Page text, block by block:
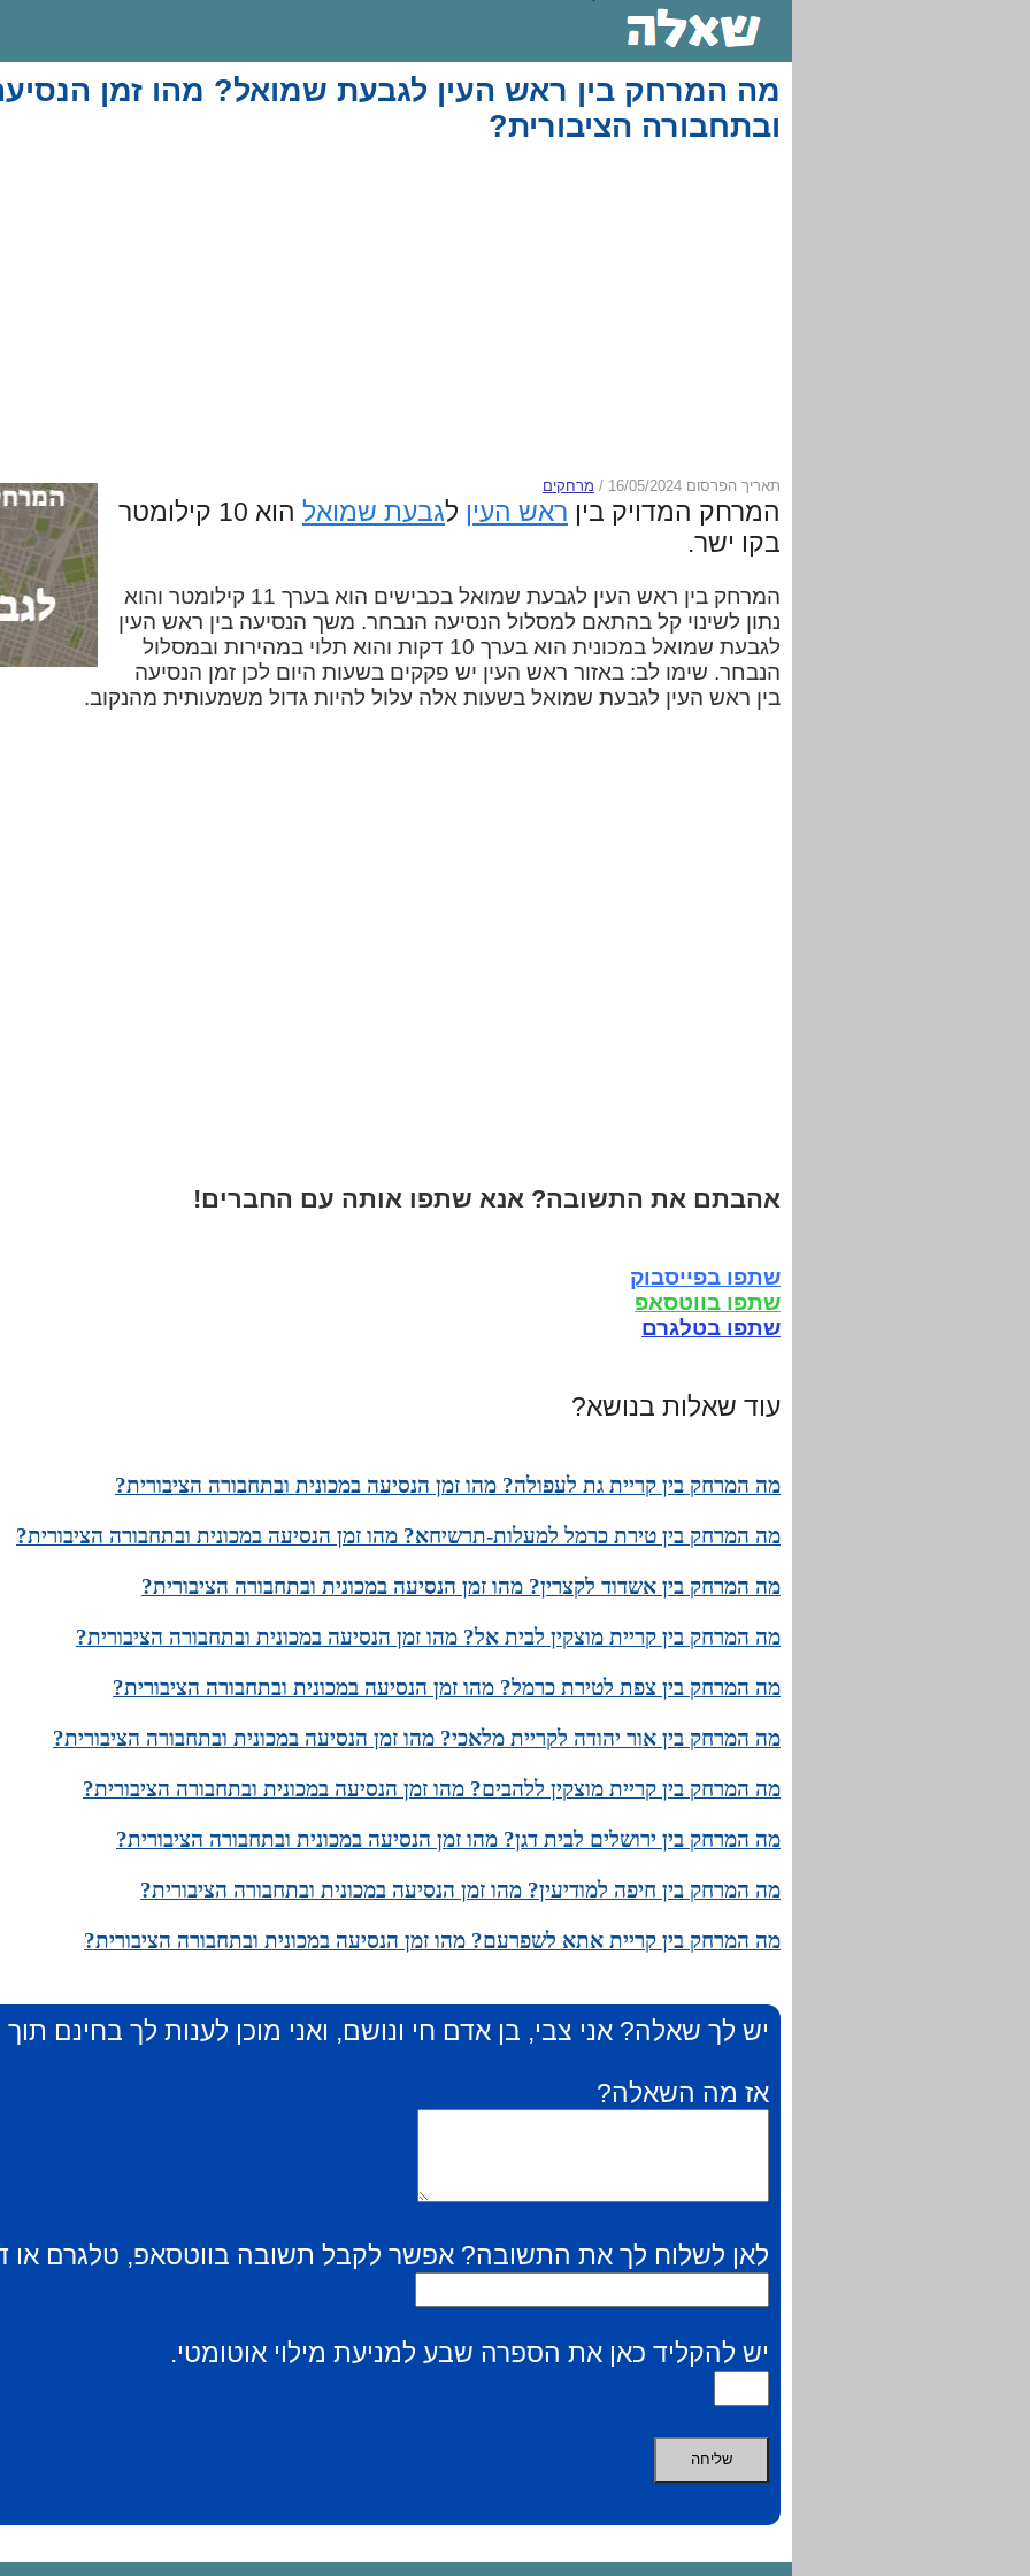
מה המרחק בין ראש העין לגבעת שמואל? מהו זמן
ובתחבורה הציבורית?
תאריך הפרסום 16/05/2024 / מרחקים
המרחק המדויק בין ראש העין לגבעת שמואל
הוא 10 קילומטר
בקו ישר.
המרחק בין ראש העין לגבעת שמואל בכבישים הוא בערך 11 קילומטר והוא
נתון לשינוי קל בהתאם למסלול הנסיעה הנבחר. משך הנסיעה בין ראש העין
לגבעת שמואל במכונית הוא בערך 10 דקות והוא תלוי במהירות ובמסלול
הנבחר. שימו לב: באזור ראש העין יש פקקים בשעות היום לכן זמן הנסיעה
בין ראש העין לגבעת שמואל בשעות אלה עלול להיות גדול משמעותית מהנקוב.
אהבתם את התשובה? אנא שתפו אותה עם החברים!
שתפו בפייסבוק
שתפו בווטסאפ
שתפו בטלגרם
עוד שאלות בנושא?
מה המרחק בין קריית גת לעפולה? מהו זמן הנסיעה במכונית ובתחבורה הציבורית?
מה המרחק בין טירת כרמל למעלות-תרשיחא? מהו זמן הנסיעה במכונית ובתחבורה הציבורית?
מה המרחק בין אשדוד לקצרין? מהו זמן הנסיעה במכונית ובתחבורה הציבורית?
מה המרחק בין קריית מוצקין לבית אל? מהו זמן הנסיעה במכונית ובתחבורה הציבורית?
מה המרחק בין צפת לטירת כרמל? מהו זמן הנסיעה במכונית ובתחבורה הציבורית?
מה המרחק בין אור יהודה לקריית מלאכי? מהו זמן הנסיעה במכונית ובתחבורה הציבורית?
מה המרחק בין קריית מוצקין ללהבים? מהו זמן הנסיעה במכונית ובתחבורה הציבורית?
מה המרחק בין ירושלים לבית דגן? מהו זמן הנסיעה במכונית ובתחבורה הציבורית?
מה המרחק בין חיפה למודיעין? מהו זמן הנסיעה במכונית ובתחבורה הציבורית?
מה המרחק בין קריית אתא לשפרעם? מהו זמן הנסיעה במכונית ובתחבורה הציבורית?
יש לך שאלה? אני צבי, בן אדם חי ונושם, ואני מוכן לענות לך בחינם
אז מה השאלה?
לאן לשלוח לך את התשובה? אפשר לקבל תשובה בווטסאפ, טלגרם או
יש להקליד כאן את הספרה שבע למניעת מילוי אוטומטי.